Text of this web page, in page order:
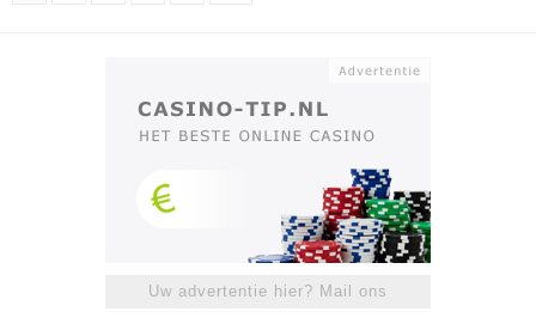
Uw advertentie hier? Mail ons